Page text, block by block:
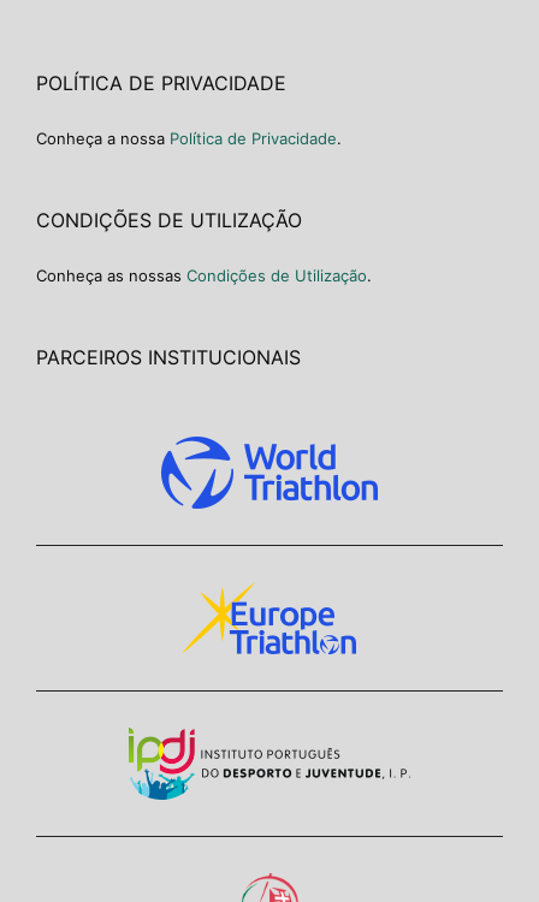
POLÍTICA DE PRIVACIDADE
Conheça a nossa Política de Privacidade.
CONDIÇÕES DE UTILIZAÇÃO
Conheça as nossas Condições de Utilização.
PARCEIROS INSTITUCIONAIS